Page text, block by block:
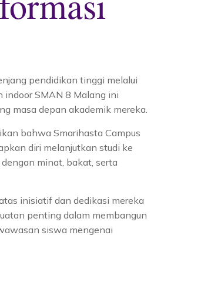
pendidikan tinggi melalui
indoor SMAN 8 Malang ini
masa depan akademik mereka.
bahwa Smarihasta Campus
diri melanjutkan studi ke
minat, bakat, serta
inisiatif dan dedikasi mereka
penting dalam membangun
siswa mengenai